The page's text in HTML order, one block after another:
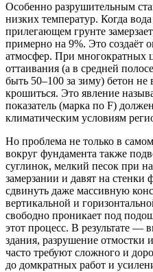
Особенно разрушительным
низких температур. Когда
прилегающем грунте
примерно на 9%. Это создаёт
атмосфер. При многократных
оттаивания (а в средней
быть 50–100 за зиму) бетон
крошиться. Это явление
показатель (марка по F)
климатическим условиям
Но проблема не только в
вокруг фундамента также
суглинок, мелкий песок при
замерзании и давят на стенки
сдвинуть даже массивную
вертикальной и
свободно проникает под
этот процесс. В результате —
здания, разрушение отмостки
часто требуют сложного и
до домкратных работ и